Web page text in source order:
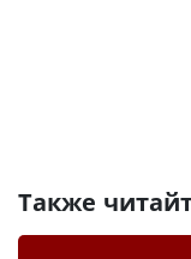
Также